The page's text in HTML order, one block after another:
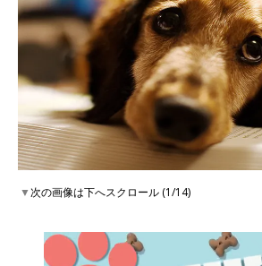
▼次の画像は下へスクロール (1/14)